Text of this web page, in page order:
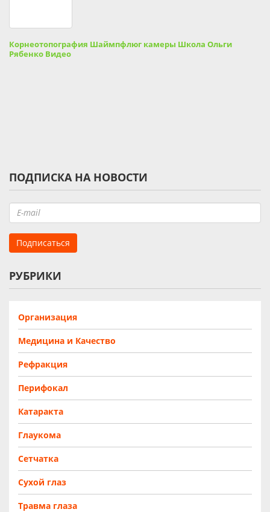
Корнеотопография Шаймпфлюг камеры Школа Ольги
Рябенко Видео
ПОДПИСКА НА НОВОСТИ
РУБРИКИ
Организация
Медицина и Качество
Рефракция
Перифокал
Катаракта
Глаукома
Сетчатка
Сухой глаз
Травма глаза